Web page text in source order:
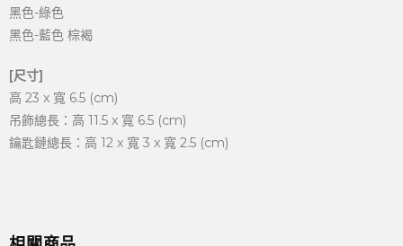
黑色-綠色
黑色-藍色 棕褐
[尺寸]
高 23 x 寬 6.5 (cm)
吊飾總長：高 11.5 x 寬 6.5 (cm)
鑰匙鏈總長：高 12 x 寬 3 x 寬 2.5 (cm)